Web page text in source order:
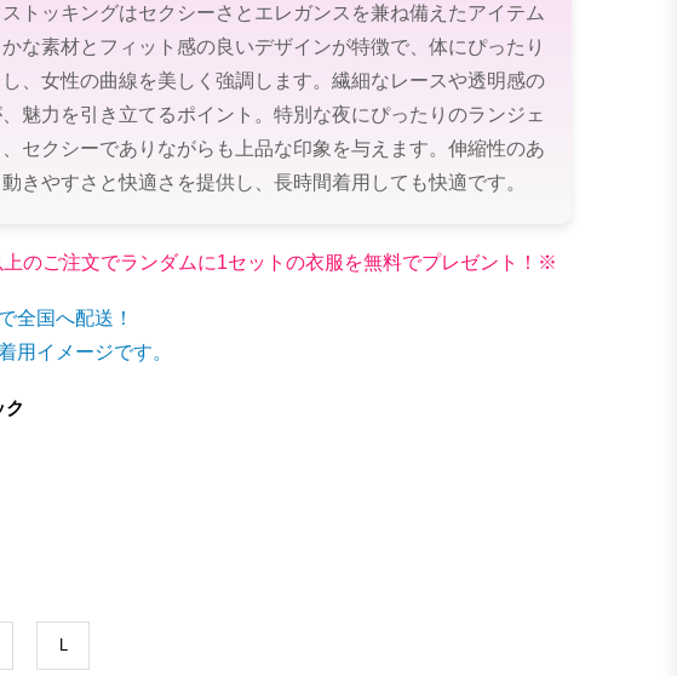
トッキングはセクシーさとエレガンスを兼ね備えたアイテム
な素材とフィット感の良いデザインが特徴で、体にぴったり
し、女性の曲線を美しく強調します。繊細なレースや透明感の
魅力を引き立てるポイント。特別な夜にぴったりのランジェ
、セクシーでありながらも上品な印象を与えます。伸縮性のあ
きやすさと快適さを提供し、長時間着用しても快適です。
のご注文でランダムに1セットの衣服を無料でプレゼント！※
全国へ配送！
用イメージです。
ク
L